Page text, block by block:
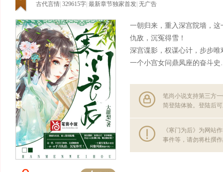
古代言情 329615字 最新章节独家首发 无广告
一朝归来，重入深宫院墙，
仇敌，沉冤得雪！
深宫谍影，权谋心计，步步
一个小宫女问鼎凤座的奋斗
笔尚小说支持第三方
简登陆体验。登陆后
《寒门为后》为网站
事件等，请勿将杜撰